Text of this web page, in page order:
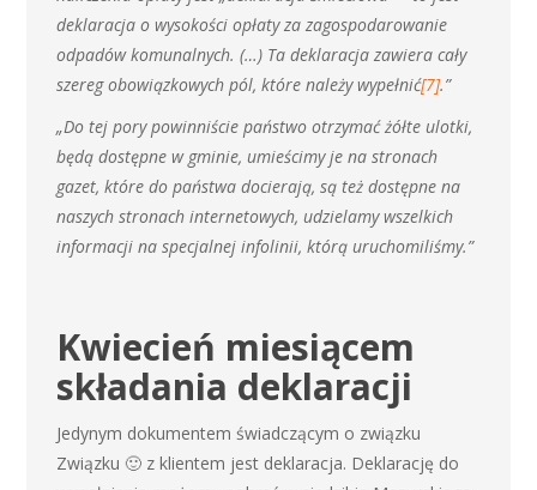
deklaracja o wysokości opłaty za zagospodarowanie
odpadów komunalnych. (…) Ta deklaracja zawiera cały
szereg obowiązkowych pól, które należy wypełnić[7].”
„Do tej pory powinniście państwo otrzymać żółte ulotki,
będą dostępne w gminie, umieścimy je na stronach
gazet, które do państwa docierają, są też dostępne na
naszych stronach internetowych, udzielamy wszelkich
informacji na specjalnej infolinii, którą uruchomiliśmy.”
Kwiecień miesiącem
składania deklaracji
Jedynym dokumentem świadczącym o związku
Związku 🙂 z klientem jest deklaracja. Deklarację do